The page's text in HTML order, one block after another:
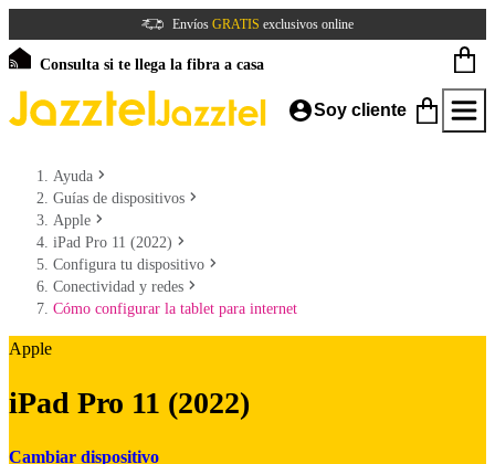
Envíos GRATIS exclusivos online
Consulta si te llega la fibra a casa
Soy cliente
Ayuda
Guías de dispositivos
Apple
iPad Pro 11 (2022)
Configura tu dispositivo
Conectividad y redes
Cómo configurar la tablet para internet
Apple
iPad Pro 11 (2022)
Cambiar dispositivo